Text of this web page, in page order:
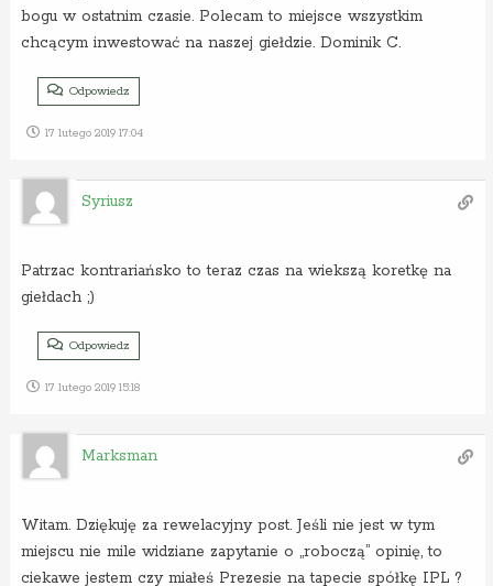
bogu w ostatnim czasie. Polecam to miejsce wszystkim
chcącym inwestować na naszej giełdzie. Dominik C.
Odpowiedz
17 lutego 2019 17:04
Syriusz
Patrzac kontrariańsko to teraz czas na wiekszą koretkę na
giełdach ;)
Odpowiedz
17 lutego 2019 15:18
Marksman
Witam. Dziękuję za rewelacyjny post. Jeśli nie jest w tym
miejscu nie mile widziane zapytanie o „roboczą” opinię, to
ciekawe jestem czy miałeś Prezesie na tapecie spółkę IPL ?